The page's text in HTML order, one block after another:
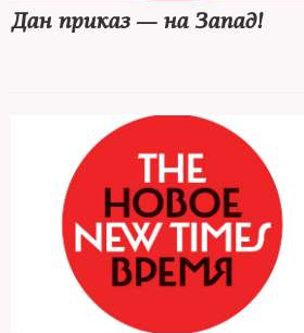
Дан приказ — на Запад!